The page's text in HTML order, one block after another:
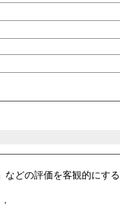
どの評価を客観的にす